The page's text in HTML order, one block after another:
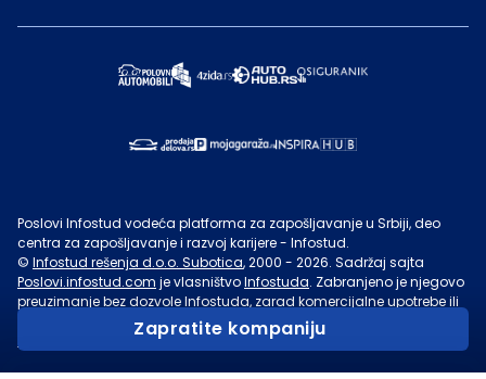
Zapratite kompaniju
Poslovi Infostud vodeća platforma za zapošljavanje u Srbiji, deo
centra za zapošljavanje i razvoj karijere - Infostud.
© Infostud rešenja d.o.o. Subotica, 2000 - 2026. Sadržaj sajta
Poslovi.infostud.com je vlasništvoInfostuda. Zabranjeno je njegovo
preuzimanje bez dozvoleInfostuda, zarad komercijalne upotrebe ili
u druge svrhe, osim za lične potrebe posetilaca sajta.